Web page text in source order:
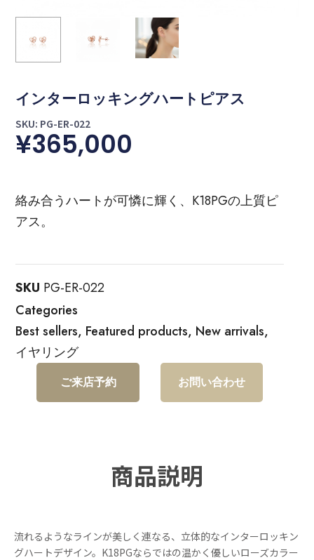
インターロッキングハートピアス
SKU: PG-ER-022
¥365,000
絡み合うハートが可憐に輝く、K18PGの上質ピ
アス。
SKU PG-ER-022
Categories
Best sellers, Featured products, New arrivals,
イヤリング
ご来店予約 お問い合わせ
商品説明
流れるようなラインが美しく連なる、立体的なインターロッキン
グハートデザイン。K18PGならではの温かく優しいローズカラー